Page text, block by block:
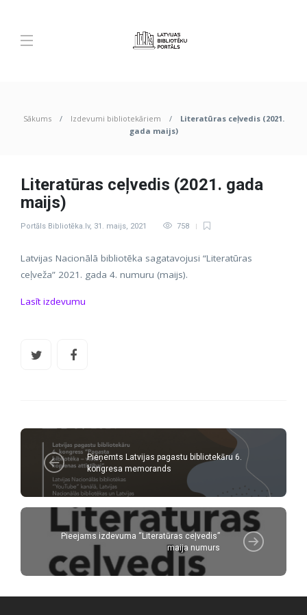
Sākums Izdevumi bibliotekāriem
Literatūras ceļvedis (2021.
gada maijs)
Literatūras ceļvedis (2021. gada
maijs)
Portāls Bibliotēka.lv, 31. maijs, 2021 758
Latvijas Nacionālā bibliotēka sagatavojusi “Literatūras
ceļveža” 2021. gada 4. numuru (maijs).
Lasīt izdevumu
Pieņemts Latvijas pagastu bibliotekāru 6.
kongresa memorands
Pieejams izdevuma “Literatūras ceļvedis”
maija numurs